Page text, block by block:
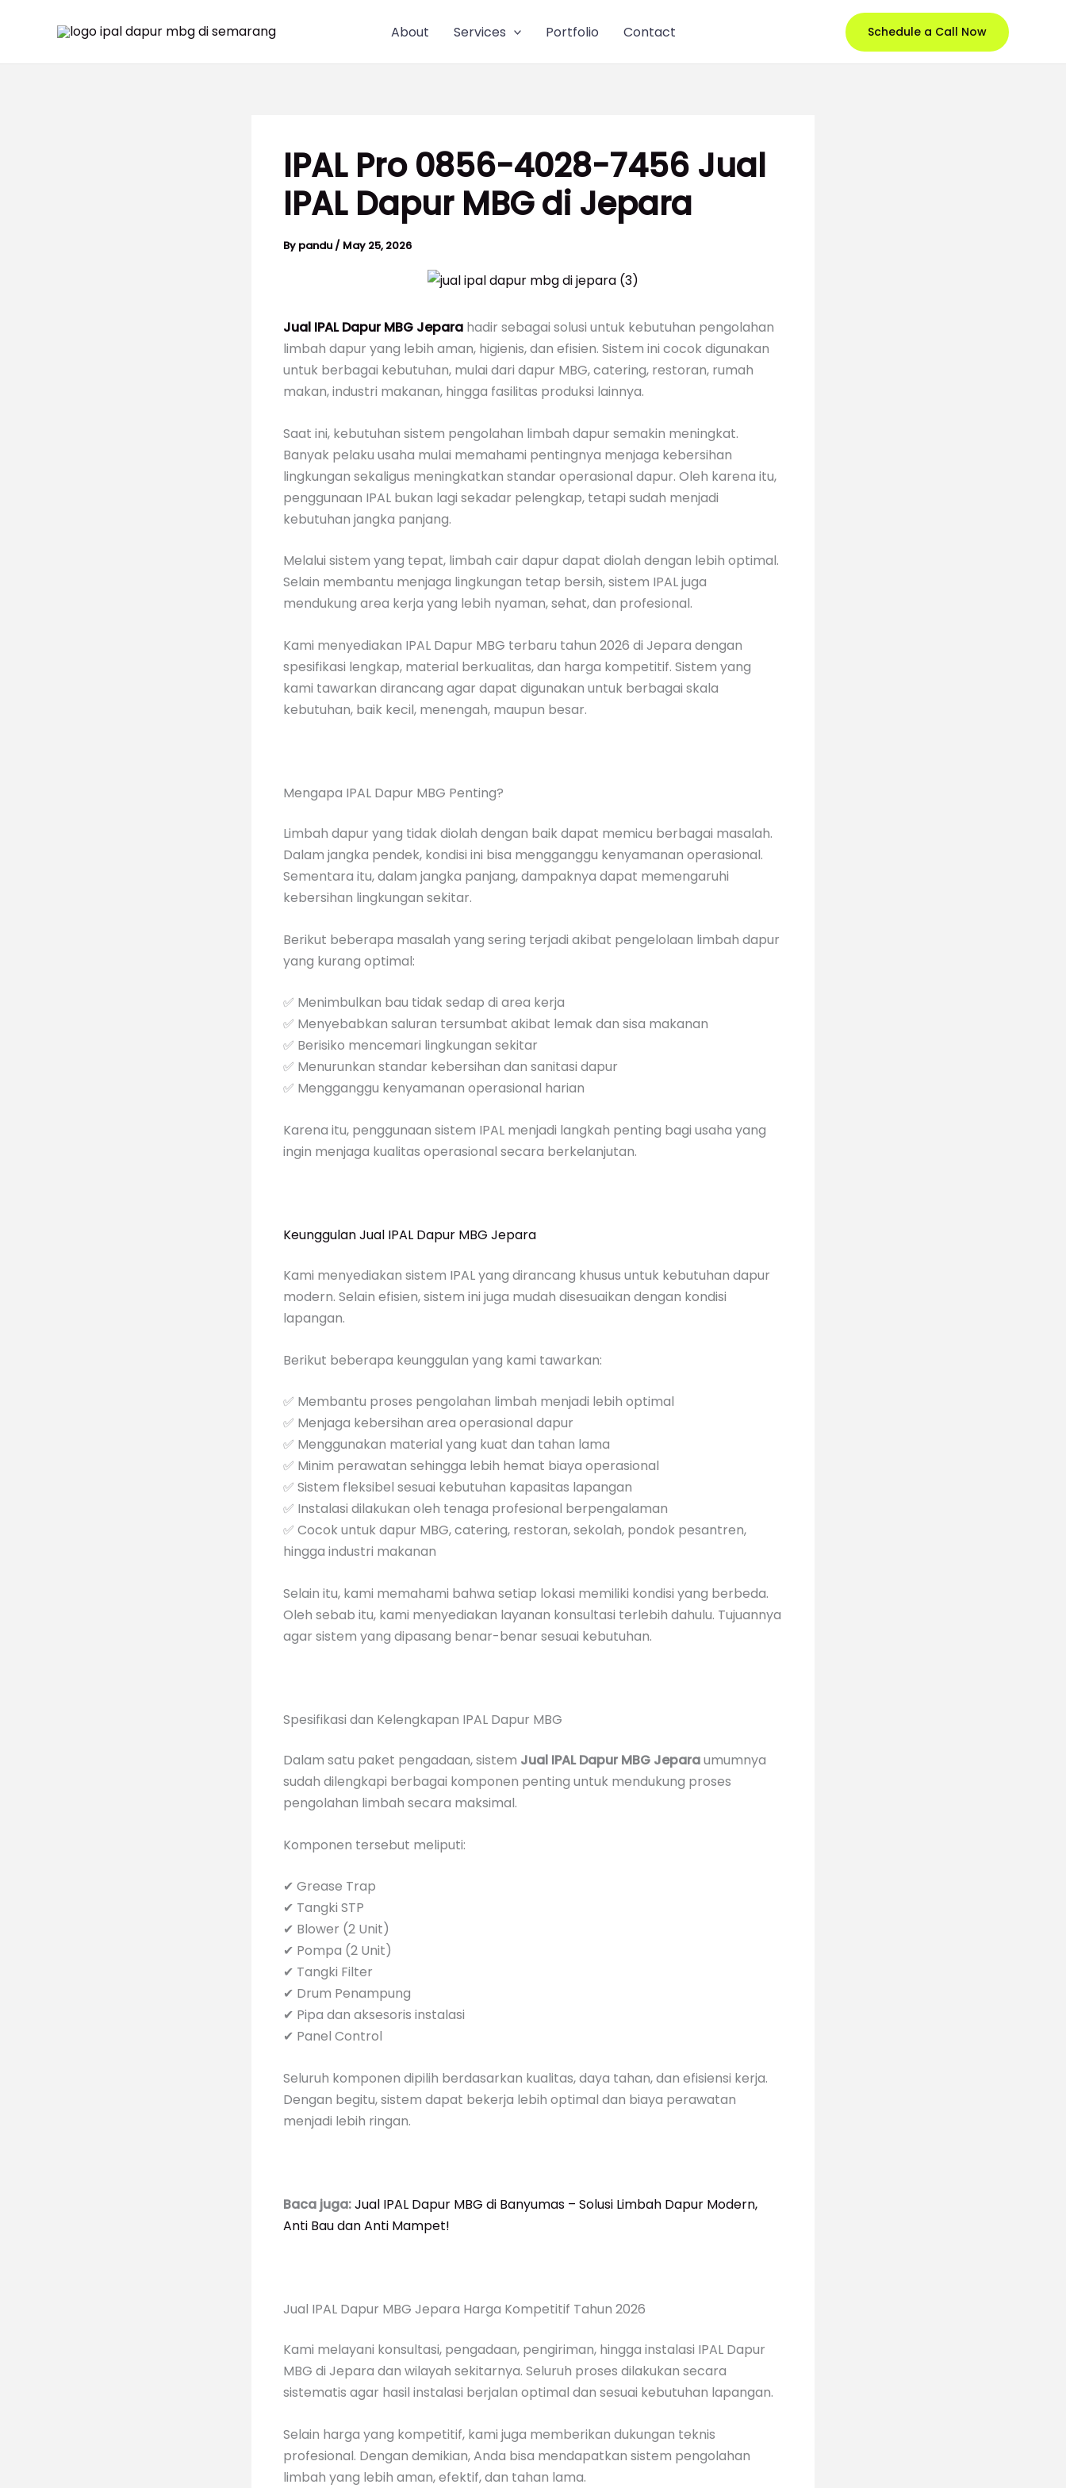
About Services Portfolio Contact Schedule a Call Now
IPAL Pro 0856-4028-7456 Jual
IPAL Dapur MBG di Jepara
By pandu / May 25, 2026
Jual IPAL Dapur MBG Jepara hadir sebagai solusi untuk kebutuhan pengolahan
limbah dapur yang lebih aman, higienis, dan efisien. Sistem ini cocok digunakan
untuk berbagai kebutuhan, mulai dari dapur MBG, catering, restoran, rumah
makan, industri makanan, hingga fasilitas produksi lainnya.
Saat ini, kebutuhan sistem pengolahan limbah dapur semakin meningkat.
Banyak pelaku usaha mulai memahami pentingnya menjaga kebersihan
lingkungan sekaligus meningkatkan standar operasional dapur. Oleh karena itu,
penggunaan IPAL bukan lagi sekadar pelengkap, tetapi sudah menjadi
kebutuhan jangka panjang.
Melalui sistem yang tepat, limbah cair dapur dapat diolah dengan lebih optimal.
Selain membantu menjaga lingkungan tetap bersih, sistem IPAL juga
mendukung area kerja yang lebih nyaman, sehat, dan profesional.
Kami menyediakan IPAL Dapur MBG terbaru tahun 2026 di Jepara dengan
spesifikasi lengkap, material berkualitas, dan harga kompetitif. Sistem yang
kami tawarkan dirancang agar dapat digunakan untuk berbagai skala
kebutuhan, baik kecil, menengah, maupun besar.
Mengapa IPAL Dapur MBG Penting?
Limbah dapur yang tidak diolah dengan baik dapat memicu berbagai masalah.
Dalam jangka pendek, kondisi ini bisa mengganggu kenyamanan operasional.
Sementara itu, dalam jangka panjang, dampaknya dapat memengaruhi
kebersihan lingkungan sekitar.
Berikut beberapa masalah yang sering terjadi akibat pengelolaan limbah dapur
yang kurang optimal:
✅ Menimbulkan bau tidak sedap di area kerja
✅ Menyebabkan saluran tersumbat akibat lemak dan sisa makanan
✅ Berisiko mencemari lingkungan sekitar
✅ Menurunkan standar kebersihan dan sanitasi dapur
✅ Mengganggu kenyamanan operasional harian
Karena itu, penggunaan sistem IPAL menjadi langkah penting bagi usaha yang
ingin menjaga kualitas operasional secara berkelanjutan.
Keunggulan Jual IPAL Dapur MBG Jepara
Kami menyediakan sistem IPAL yang dirancang khusus untuk kebutuhan dapur
modern. Selain efisien, sistem ini juga mudah disesuaikan dengan kondisi
lapangan.
Berikut beberapa keunggulan yang kami tawarkan:
✅ Membantu proses pengolahan limbah menjadi lebih optimal
✅ Menjaga kebersihan area operasional dapur
✅ Menggunakan material yang kuat dan tahan lama
✅ Minim perawatan sehingga lebih hemat biaya operasional
✅ Sistem fleksibel sesuai kebutuhan kapasitas lapangan
✅ Instalasi dilakukan oleh tenaga profesional berpengalaman
✅ Cocok untuk dapur MBG, catering, restoran, sekolah, pondok pesantren,
hingga industri makanan
Selain itu, kami memahami bahwa setiap lokasi memiliki kondisi yang berbeda.
Oleh sebab itu, kami menyediakan layanan konsultasi terlebih dahulu. Tujuannya
agar sistem yang dipasang benar-benar sesuai kebutuhan.
Spesifikasi dan Kelengkapan IPAL Dapur MBG
Dalam satu paket pengadaan, sistem Jual IPAL Dapur MBG Jeparaumumnya
sudah dilengkapi berbagai komponen penting untuk mendukung proses
pengolahan limbah secara maksimal.
Komponen tersebut meliputi:
✔ Grease Trap
✔ Tangki STP
✔ Blower (2 Unit)
✔ Pompa (2 Unit)
✔ Tangki Filter
✔ Drum Penampung
✔ Pipa dan aksesoris instalasi
✔ Panel Control
Seluruh komponen dipilih berdasarkan kualitas, daya tahan, dan efisiensi kerja.
Dengan begitu, sistem dapat bekerja lebih optimal dan biaya perawatan
menjadi lebih ringan.
Baca juga:Jual IPAL Dapur MBG di Banyumas – Solusi Limbah Dapur Modern,
Anti Bau dan Anti Mampet!
Jual IPAL Dapur MBG Jepara Harga Kompetitif Tahun 2026
Kami melayani konsultasi, pengadaan, pengiriman, hingga instalasi IPAL Dapur
MBG di Jepara dan wilayah sekitarnya. Seluruh proses dilakukan secara
sistematis agar hasil instalasi berjalan optimal dan sesuai kebutuhan lapangan.
Selain harga yang kompetitif, kami juga memberikan dukungan teknis
profesional. Dengan demikian, Anda bisa mendapatkan sistem pengolahan
limbah yang lebih aman, efektif, dan tahan lama.